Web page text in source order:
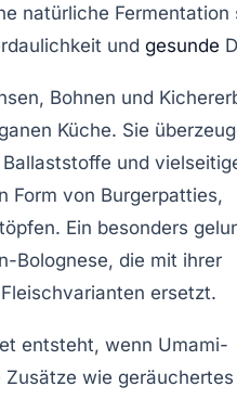
natürliche Fermentation
und gesunde
Bohnen und
Küche. Sie
und
Form von Burgerpatties,
Ein besonders
Bolognese, die mit ihrer
ersetzt.
entsteht, wenn Umami-
wie geräuchertes